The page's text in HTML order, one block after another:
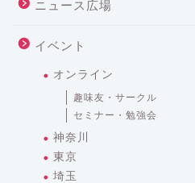
ニュース広場
イベント
オンライン
趣味友・サークル
セミナー・勉強会
神奈川
東京
埼玉